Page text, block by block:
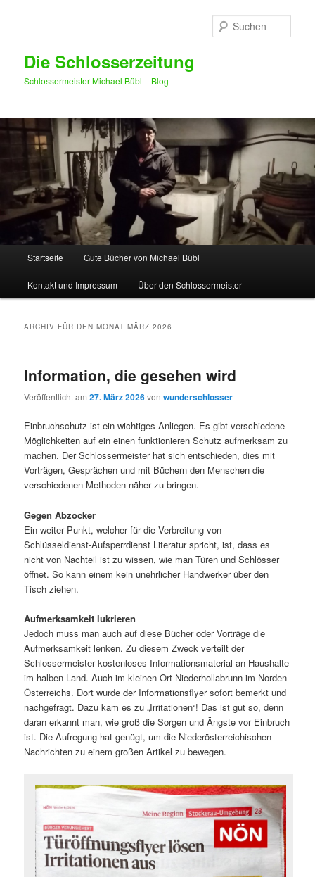
Die Schlosserzeitung
Schlossermeister Michael Bübl – Blog
Zum Inhalt wechseln
Zum sekundären Inhalt wechseln
Startseite Gute Bücher von Michael Bübl
Kontakt und Impressum Über den Schlossermeister
ARCHIV FÜR DEN MONATMÄRZ 2026
Information, die gesehen wird
Veröffentlicht am27. März 2026vonwunderschlosser
Einbruchschutz ist ein wichtiges Anliegen. Es gibt verschiedene
Möglichkeiten auf ein einen funktionieren Schutz aufmerksam zu
machen. Der Schlossermeister hat sich entschieden, dies mit
Vorträgen, Gesprächen und mit Büchern den Menschen die
verschiedenen Methoden näher zu bringen.
Gegen Abzocker
Ein weiter Punkt, welcher für die Verbreitung von
Schlüsseldienst-Aufsperrdienst Literatur spricht, ist, dass es
nicht von Nachteil ist zu wissen, wie man Türen und Schlösser
öffnet. So kann einem kein unehrlicher Handwerker über den
Tisch ziehen.
Aufmerksamkeit lukrieren
Jedoch muss man auch auf diese Bücher oder Vorträge die
Aufmerksamkeit lenken. Zu diesem Zweck verteilt der
Schlossermeister kostenloses Informationsmaterial an Haushalte
im halben Land. Auch im kleinen Ort Niederhollabrunn im Norden
Österreichs. Dort wurde der Informationsflyer sofort bemerkt und
nachgefragt. Dazu kam es zu „Irritationen“! Das ist gut so, denn
daran erkannt man, wie groß die Sorgen und Ängste vor Einbruch
ist. Die Aufregung hat genügt, um die Niederösterreichischen
Nachrichten zu einem großen Artikel zu bewegen.